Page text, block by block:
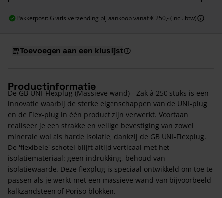
Pakketpost: Gratis verzending bij aankoop vanaf € 250,- (incl. btw)
Toevoegen aan een kluslijst
Productinformatie
De GB UNI-Flexplug (Massieve wand) - Zak à 250 stuks is een
innovatie waarbij de sterke eigenschappen van de UNI-plug
en de Flex-plug in één product zijn verwerkt. Voortaan
realiseer je een strakke en veilige bevestiging van zowel
minerale wol als harde isolatie, dankzij de GB UNI-Flexplug.
De 'flexibele' schotel blijft altijd verticaal met het
isolatiemateriaal: geen indrukking, behoud van
isolatiewaarde. Deze flexplug is speciaal ontwikkeld om toe te
passen als je werkt met een massieve wand van bijvoorbeeld
kalkzandsteen of Poriso blokken.